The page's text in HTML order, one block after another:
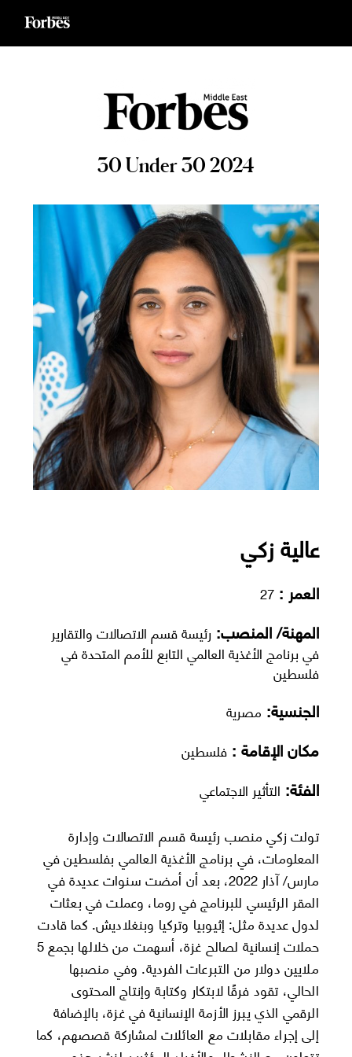
30 Under 30 2024
عالية زكي
العمر :27
المهنة/ المنصب: رئيسة قسم الاتصالات والتقارير
في برنامج الأغذية العالمي التابع للأمم المتحدة في
فلسطين
الجنسية: مصرية
مكان الإقامة :فلسطين
الفئة: التأثير الاجتماعي
تولت زكي منصب رئيسة قسم الاتصالات وإدارة
المعلومات، في برنامج الأغذية العالمي بفلسطين في
مارس/ آذار 2022، بعد أن أمضت سنوات عديدة في
المقر الرئيسي للبرنامج في روما، وعملت في بعثات
لدول عديدة مثل: إثيوبيا وتركيا وبنغلاديش. كما قادت
حملات إنسانية لصالح غزة، أسهمت من خلالها بجمع 5
ملايين دولار من التبرعات الفردية. وفي منصبها
الحالي، تقود فرقًا لابتكار وكتابة وإنتاج المحتوى
الرقمي الذي يبرز الأزمة الإنسانية في غزة، بالإضافة
إلى إجراء مقابلات مع العائلات لمشاركة قصصهم، كما